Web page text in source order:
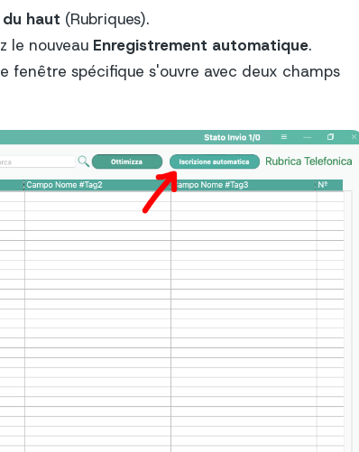
haut (Rubriques).
le nouveau Enregistrement automatique.
fenêtre spécifique s'ouvre avec deux champs